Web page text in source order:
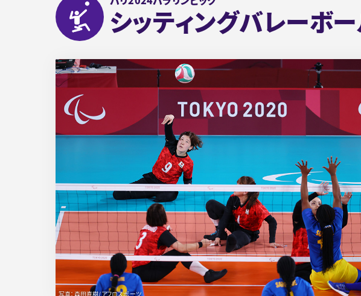
シッティングバレーボ
写真：森田直樹/アフロスポーツ